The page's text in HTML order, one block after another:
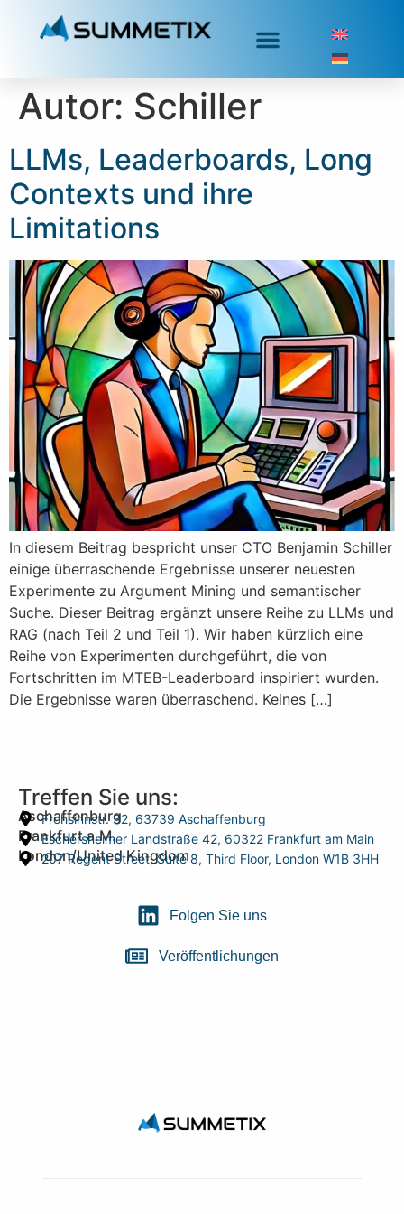
Autor: Schiller
LLMs, Leaderboards, Long
Contexts und ihre
Limitations
In diesem Beitrag bespricht unser CTO Benjamin Schiller
einige überraschende Ergebnisse unserer neuesten
Experimente zu Argument Mining und semantischer
Suche. Dieser Beitrag ergänzt unsere Reihe zu LLMs und
RAG (nach Teil 2 und Teil 1). Wir haben kürzlich eine
Reihe von Experimenten durchgeführt, die von
Fortschritten im MTEB-Leaderboard inspiriert wurden.
Die Ergebnisse waren überraschend. Keines […]
Treffen Sie uns:
Aschaffenburg
Frohsinnstr. 32, 63739 Aschaffenburg
Frankfurt a.M.
Eschersheimer Landstraße 42, 60322 Frankfurt am Main
London/United Kingdom
207 Regent Street, Suite 8, Third Floor, London W1B 3HH
Folgen Sie uns
Veröffentlichungen